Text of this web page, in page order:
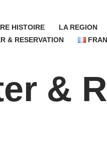
HISTOIRE LA REGION
& RESERVATION
&